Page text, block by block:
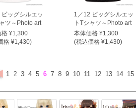
ッグシルエッ
ツ～Photo art
格 ¥1,300
格 ¥1,430)
1／12 ビッグシルエッ
トTシャツ～Photo art
～
本体価格 ¥1,300
(税込価格 ¥1,430)
1 2 3 4 5 6 7 8 9 10 11 12 13 14 15